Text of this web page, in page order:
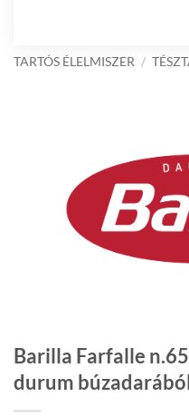
TARTÓS ÉLELMISZER /
Barilla Farfalle
durum